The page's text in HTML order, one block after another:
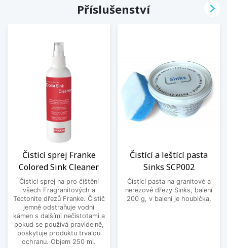
Příslušenství
Čisticí sprej Franke
Colored Sink Cleaner
Čisticí sprej na pro čištění
všech Fragranitových a
Tectonite dřezů Franke. Čistič
jemně odstraňuje vodní
kámen s dalšími nečistotami a
pokud se používá pravidelně,
poskytuje produktu trvalou
ochranu. Objem 250 ml.
Čistící a leštící pasta
Sinks SCP002
Čistící pasta na granitové a
nerezové dřezy Sinks, balení
200 g, v balení je houbička.
